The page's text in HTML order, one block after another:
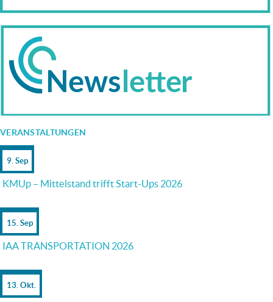
VERANSTALTUNGEN
9. Sep
KMUp – Mittelstand trifft Start-Ups 2026
15. Sep
IAA TRANSPORTATION 2026
13. Okt.